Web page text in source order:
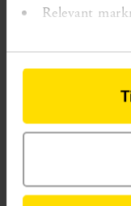
Relevant
VETENSKAPLIG
kunskapslucka
effekt eller att det
Kunskapsluckorna
kunskap och
annat syfte är att ge